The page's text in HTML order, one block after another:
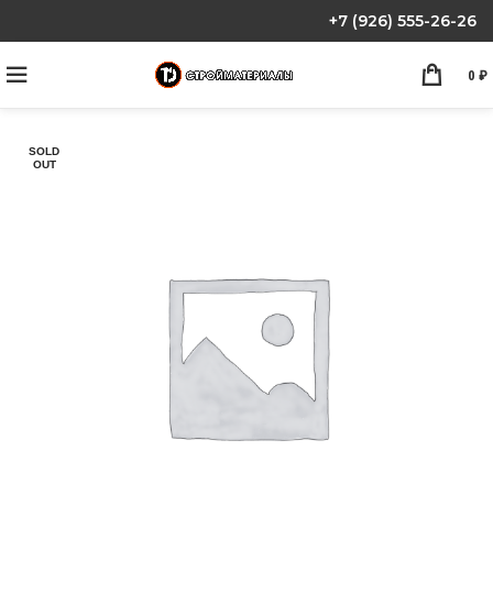
+7 (926) 555-26-26
0 ₽
SOLD
OUT